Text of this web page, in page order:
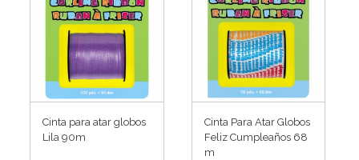
Cinta para atar globos
Lila 90m
Cinta Para Atar Globos
Feliz Cumpleaños 68
m